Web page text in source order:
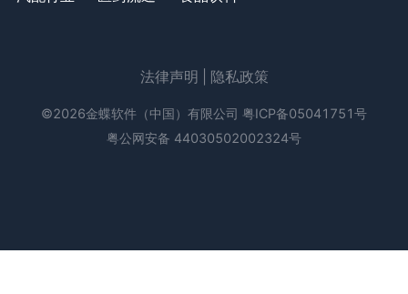
法律声明 隐私政策
©2026金蝶软件（中国）有限公司 粤ICP备05041751号
粤公网安备 44030502002324号